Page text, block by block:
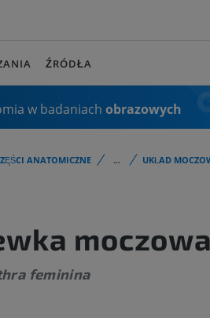
ŹRÓDŁA
w badaniach obrazowych
ANATOMICZNE ... UKŁAD
feminina